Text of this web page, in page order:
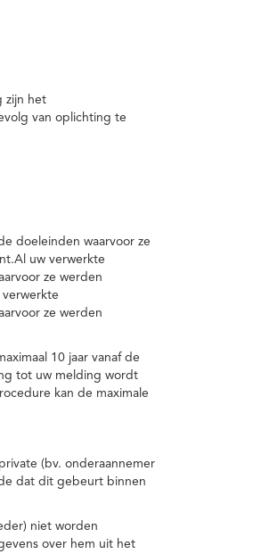
zijn het
van oplichting te
doeleinden waarvoor ze
uw verwerkte
ze werden
ze werden
10 jaar vanaf de
tot uw melding wordt
kan de maximale
(bv. onderaannemer
dat dit gebeurt binnen
niet worden
over hem uit het